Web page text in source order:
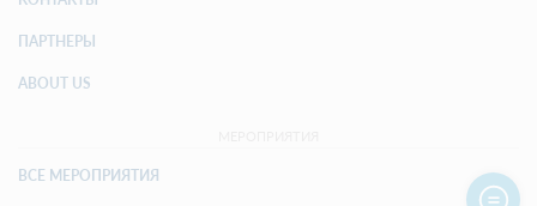
ПАРТНЕРЫ
ABOUT US
ВСЕ МЕРОПРИЯТИЯ